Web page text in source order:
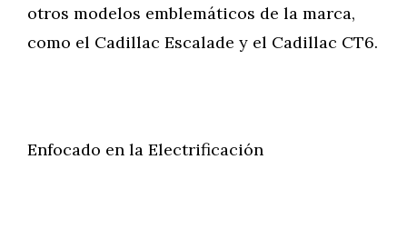
otros modelos emblemáticos de la marca,
como el Cadillac Escalade y el Cadillac CT6.
Enfocado en la Electrificación